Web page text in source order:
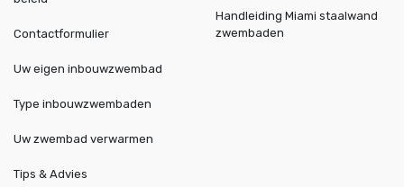
Contactformulier
Handleiding Miami staalwand
zwembaden
Uw eigen inbouwzwembad
Type inbouwzwembaden
Uw zwembad verwarmen
Tips & Advies